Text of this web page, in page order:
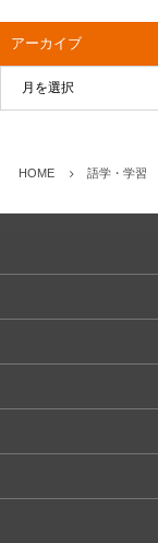
アーカイブ
HOME 語学・学習